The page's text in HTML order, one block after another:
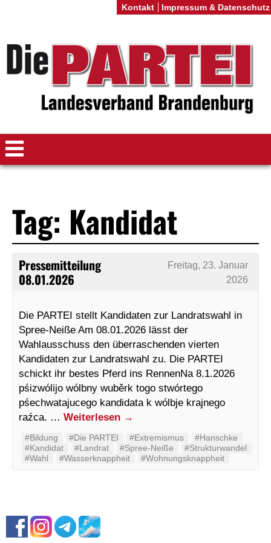
Tag: Kandidat
Pressemitteilung
08.01.2026
Freitag, 23. Januar
2026
Die PARTEI stellt Kandidaten zur Landratswahl in
Spree-Neiße Am 08.01.2026 lässt der
Wahlausschuss den überraschenden vierten
Kandidaten zur Landratswahl zu. Die PARTEI
schickt ihr bestes Pferd ins RennenNa 8.1.2026
pśizwólijo wólbny wuběrk togo stwórtego
pśechwatajucego kandidata k wólbje krajnego
raźca. … Weiterlesen →
#Bildung #Die PARTEI #Extremismus
#Hanschke
#Kandidat
#Landrat #Spree-Neiße
#Strukturwandel
#Wahl
#Wasserknappheit #Wohnungsknappheit
Kontakt Impressum & Datenschutz